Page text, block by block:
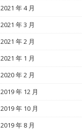
2021 年 4 月
2021 年 3 月
2021 年 2 月
2021 年 1 月
2020 年 2 月
2019 年 12 月
2019 年 10 月
2019 年 8 月